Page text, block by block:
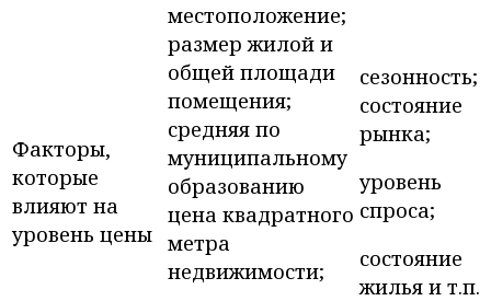
Факторы,
которые
влияют на
уровень цены
местоположение;
размер жилой и
общей площади
помещения;
средняя по
муниципальному
образованию
цена квадратного
метра
недвижимости;
сезонность;
состояние
рынка;
уровень
спроса;
состояние
жилья и т.п.